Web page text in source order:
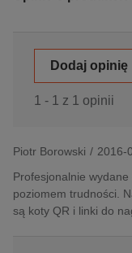
Dodaj opinię
1 - 1 z 1 opinii
Piotr Borowski / 2016-
Profesjonalnie
poziomem trudności.
są koty QR i linki do